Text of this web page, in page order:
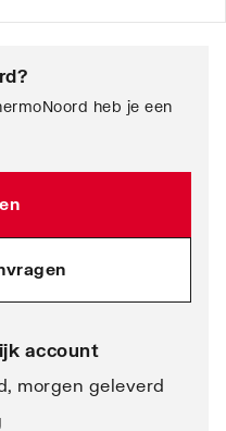
?
heb je een
account
morgen geleverd